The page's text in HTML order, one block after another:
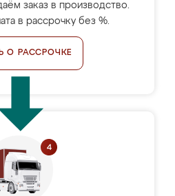
заказ в производство.
в рассрочку без %.
О РАССРОЧКЕ